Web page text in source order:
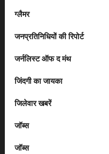
ग्लैमर
जनप्रतिनिधियों की रिपोर्ट
जर्नलिस्ट ऑफ द मंथ
जिंदगी का जायका
जिलेवार खबरें
जॉब्स
जॉब्स